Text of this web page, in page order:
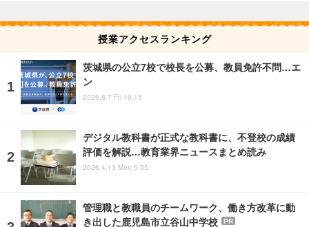
授業アクセスランキング
茨城県の公立7校で校長を公募、教員免許不問…エ
ン
2026.8.7 Fri 19:15
デジタル教科書が正式な教科書に、不登校の成績
評価を解説…教育業界ニュースまとめ読み
2026.4.13 Mon 5:55
管理職と教職員のチームワーク、働き方改革に動
き出した鹿児島市立谷山中学校
PR